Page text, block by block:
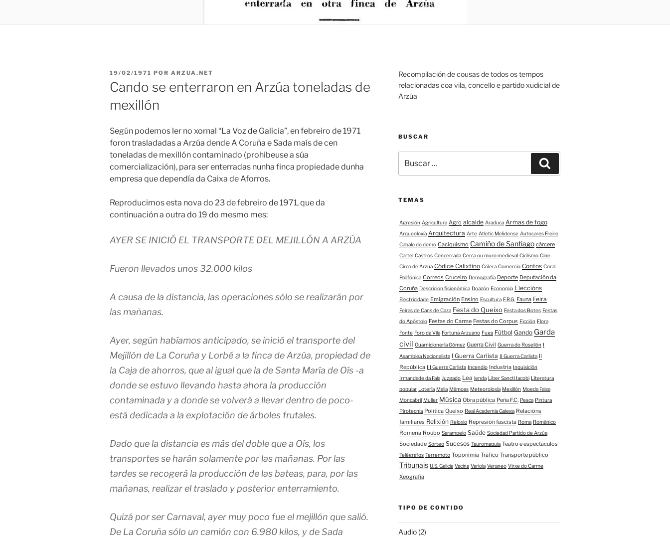
PUBLICADO
EN
19/02/1971 POR ARZUA.NET
Cando se enterraron en Arzúa toneladas de
mexillón
Según podemos ler no xornal “La Voz de Galicia”, en febreiro de 1971
foron trasladadas a Arzúa dende A Coruña e Sada maís de cen
toneladas de mexillón contaminado (prohibeuse a súa
comercialización), para ser enterradas nunha finca propiedade dunha
empresa que dependía da Caixa de Aforros.
Reproducimos esta nova do 23 de febreiro de 1971, que da
continuación a outra do 19 do mesmo mes:
AYER SE INICIÓ EL TRANSPORTE DEL MEJILLÓN A ARZÚA
Fueron llevados unos 32.000 kilos
A causa de la distancia, las operaciones sólo se realizarán por
las mañanas.
Ayer, según habíamos anticipado, se inició el transporte del
Mejillón de La Coruña y Lorbé a la finca de Arzúa, propiedad de
la Caja de ahorros, que al igual que la de Santa María de Oís -a
donde se estuvo llevando hasta ahora la producción
contaminada y a donde se volverá a llevar dentro de poco-
está dedicada a la explotación de árboles frutales.
Dado que la distancia es más del doble que a Oís, los
transportes se harán solamente por las mañanas. Por las
tardes se recogerá la producción de las bateas, para, por las
mañanas, realizar el traslado y posterior enterramiento.
Quizá por ser Carnaval, ayer muy poco fue el mejillón que salió.
De La Coruña sólo un camión con 6.980 kilos, y de Sada
Recompilación de cousas de todos os tempos
relacionadas coa vila, concello e partido xudicial de
Arzúa
BUSCAR
TEMAS
Agresión Agricultura Agro alcalde Araduca Armas de fogo
Arqueoloxía Arquitectura Arte Atletic Melidense Autocares Freire
Cabalo do demo Caciquismo Camiño de Santiago cárcere
Cartel Castros Cencerrada Cerca ou muro medieval Ciclismo Cine
Circo de Arzúa Códice Calixtino Cólera Comercio Contos Coral
Polifónica Correos Cruceiro Demografía Deporte Deputación da
Coruña Descricion fisionómica Doazón Economía Eleccións
Electricidade Emigración Ensino Escultura F.R.G. Fauna Feira
Feiras de Cans de Caza Festa do Queixo Festa dos Botes Festas
do Apóstolo Festas do Carme Festas do Corpus Ficción Flora
Fonte Foro da Vila Fortuna Arzuano Fuga Fútbol Gando Garda
civil Guarnicionería Gómez Guerra Civil Guerra do Rosellón I
Asamblea Nacionalista I Guerra Carlista II Guerra Carlista II
República III Guerra Carlista Incendio Industria Inquisición
Irmandade da Fala Juzgado Lea lenda Liber Sancti Iacobi Literatura
popular Lotería Malla Mámoas Meteoroloxía Mexillón Moeda Falsa
Moncabril Muller Música Obra pública Peña F.C. Pesca Pintura
Pirotecnia Política Queixo Real Academia Galega Relacións
familiares Relixión Reloxio Represión fascista Roma Románico
Romería Roubo Sarampelo Saúde Sociedad Partido de Arzúa
Sociedade Sorteo Sucesos Tauromaquia Teatro e espectáculos
Telégrafos Terremoto Toponimia Tráfico Transporte público
Tribunais U.S. Galicia Vacina Variola Veraneo Virxe do Carme
Xeografía
TIPO DE CONTIDO
Audio(2)